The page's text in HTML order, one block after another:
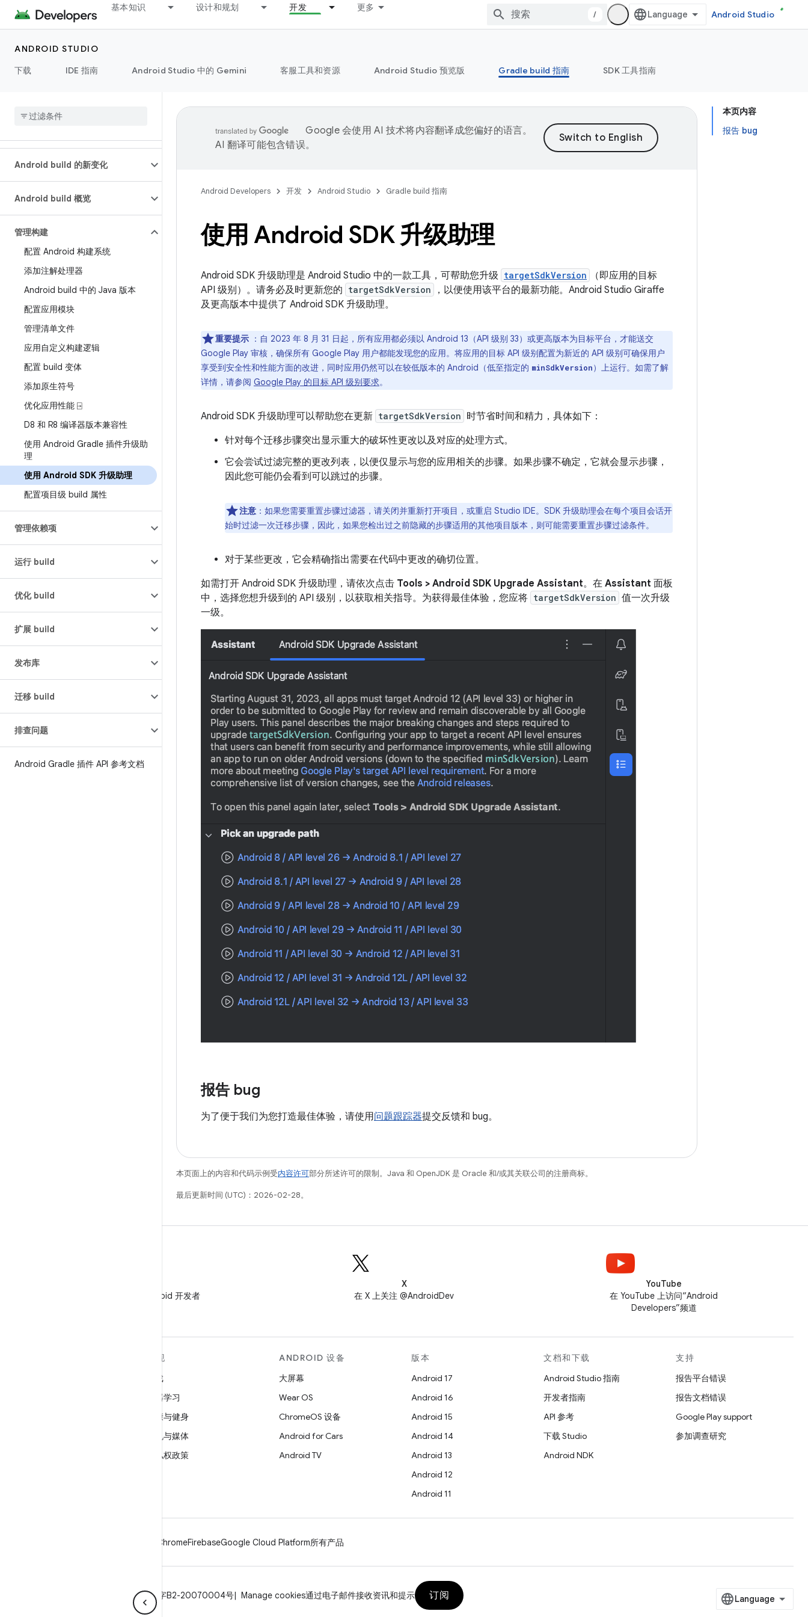
基本知识 设计和规划 开发 更多
/ Android Studio
ANDROID STUDIO
下载
IDE 指南 Android Studio 中的 Gemini 客服工具和资源 Android Studio 预览版 Gradle build 指南 SDK 工具指南
Android build 的新变化
Android build 概览
管理构建
配置 Android 构建系统
添加注解处理器
Android build 中的 Java 版本
配置应用模块
管理清单文件
应用自定义构建逻辑
配置 build 变体
添加原生符号
优化应用性能 ⍈
D8 和 R8 编译器版本兼容性
使用 Android Gradle 插件升级助
理
使用 Android SDK 升级助理
配置项目级 build 属性
管理依赖项
运行 build
优化 build
扩展 build
发布库
迁移 build
排查问题
Android Gradle 插件 API 参考文档
本页内容
报告 bug
Google 会使用 AI 技术将内容翻译成您偏好的语言。
AI 翻译可能包含错误。
Android Developers 开发 Android Studio Gradle build 指南
使用 Android SDK 升级助理
Android SDK 升级助理是 Android Studio 中的一款工具，可帮助您升级 targetSdkVersion
（即应用的目标
API 级别）。请务必及时更新您的 targetSdkVersion
，以便使用该平台的最新功能。Android Studio Giraffe
及更高版本中提供了 Android SDK 升级助理。
重要提示 ：自 2023 年 8 月 31 日起，所有应用都必须以 Android 13（API 级别 33）或更高版本为目标平台，才能送交
Google Play 审核，确保所有 Google Play 用户都能发现您的应用。将应用的目标 API 级别配置为新近的 API 级别可确保用户
享受到安全性和性能方面的改进，同时应用仍然可以在较低版本的 Android（低至指定的 minSdkVersion）上运行。如需了解
详情，请参阅 Google Play 的目标 API 级别要求。
Android SDK 升级助理可以帮助您在更新 targetSdkVersion 时节省时间和精力，具体如下：
针对每个迁移步骤突出显示重大的破坏性更改以及对应的处理方式。
它会尝试过滤完整的更改列表，以便仅显示与您的应用相关的步骤。如果步骤不确定，它就会显示步骤，
因此您可能仍会看到可以跳过的步骤。
注意 ：如果您需要重置步骤过滤器，请关闭并重新打开项目，或重启 Studio IDE。SDK 升级助理会在每个项目会话开
始时过滤一次迁移步骤，因此，如果您检出过之前隐藏的步骤适用的其他项目版本，则可能需要重置步骤过滤条件。
对于某些更改，它会精确指出需要在代码中更改的确切位置。
如需打开 Android SDK 升级助理，请依次点击 Tools > Android SDK Upgrade Assistant。在 Assistant 面板
中，选择您想升级到的 API 级别，以获取相关指导。为获得最佳体验，您应将 targetSdkVersion 值一次升级
一级。
报告 bug
为了便于我们为您打造最佳体验，请使用问题跟踪器提交反馈和 bug。
本页面上的内容和代码示例受内容许可部分所述许可的限制。Java 和 OpenJDK 是 Oracle 和/或其关联公司的注册商标。
最后更新时间 (UTC)：2026-02-28。
在微信中关注 Android 开发者
X
在 X 上关注 @AndroidDev
YouTube
在 YouTube 上访问“Android
Developers”频道
发现
游戏
机器学习
健康与健身
相机与媒体
隐私权政策
ANDROID 设备
大屏幕
Wear OS
ChromeOS 设备
Android for Cars
Android TV
版本
Android 17
Android 16
Android 15
Android 14
Android 13
Android 12
Android 11
文档和下载
Android Studio 指南
开发者指南
API 参考
下载 Studio
Android NDK
支持
报告平台错误
报告文档错误
Google Play support
参加调查研究
ChromeFirebaseGoogle Cloud Platform所有产品
ICP证合字B2-20070004号 Manage cookies通过电子邮件接收资讯和提示 订阅